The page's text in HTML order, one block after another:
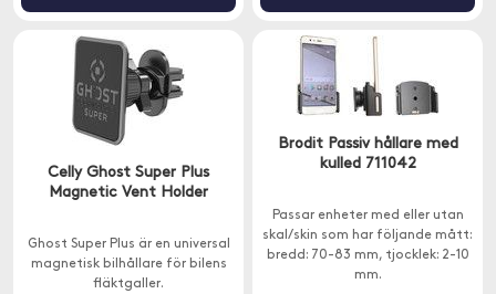
Celly Ghost Super Plus
Magnetic Vent Holder
Ghost Super Plus är en universal
magnetisk bilhållare för bilens
fläktgaller.
Brodit Passiv hållare med
kulled 711042
Passar enheter med eller utan
skal/skin som har följande mått:
bredd: 70-83 mm, tjocklek: 2-10
mm.